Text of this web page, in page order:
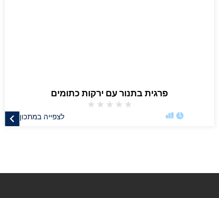
פרגית בתנור עם ירקות כתומים
★
★
★
★
★
לצפייה במתכון